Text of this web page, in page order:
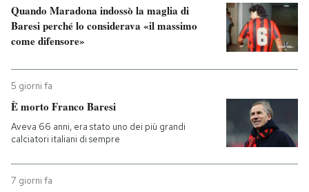
I MIEI PREFERITI
SHOP
CALENDARIO
AREA PERSONALE
Quando Maradona indossò la maglia di
Baresi perché lo considerava «il massimo
come difensore»
5 giorni fa
È morto Franco Baresi
Aveva 66 anni, era stato uno dei più grandi
calciatori italiani di sempre
7 giorni fa